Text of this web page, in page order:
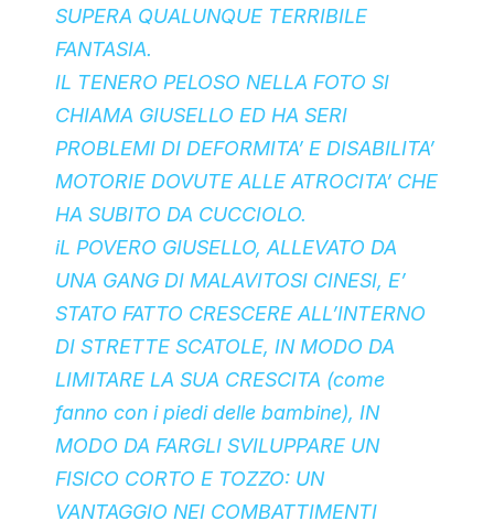
SUPERA QUALUNQUE TERRIBILE
FANTASIA.
IL TENERO PELOSO NELLA FOTO SI
CHIAMA GIUSELLO ED HA SERI
PROBLEMI DI DEFORMITA’ E DISABILITA’
MOTORIE DOVUTE ALLE ATROCITA’ CHE
HA SUBITO DA CUCCIOLO.
iL POVERO GIUSELLO, ALLEVATO DA
UNA GANG DI MALAVITOSI CINESI, E’
STATO FATTO CRESCERE ALL’INTERNO
DI STRETTE SCATOLE, IN MODO DA
LIMITARE LA SUA CRESCITA (come
fanno con i piedi delle bambine), IN
MODO DA FARGLI SVILUPPARE UN
FISICO CORTO E TOZZO: UN
VANTAGGIO NEI COMBATTIMENTI